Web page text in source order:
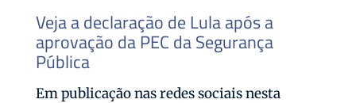
Veja a declaração de Lula após a
aprovação da PEC da Segurança
Pública
Em publicação nas redes sociais nesta